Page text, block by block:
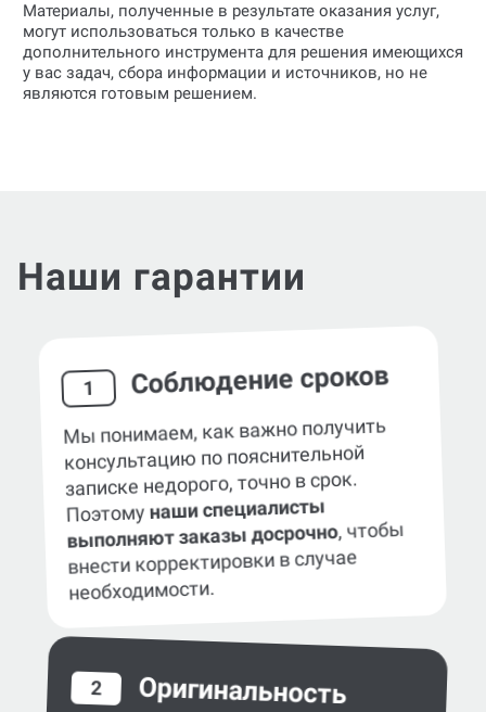
Материалы, полученные в результате оказания услуг,
могут использоваться только в качестве
дополнительного инструмента для решения имеющихся
у вас задач, сбора информации и источников, но не
являются готовым решением.
Наши гарантии
1 Соблюдение сроков
Мы понимаем, как важно получить
консультацию по пояснительной
записке недорого, точно в срок.
Поэтомунаши специалисты
выполняют заказы досрочно, чтобы
внести корректировки в случае
необходимости.
2 Оригинальность